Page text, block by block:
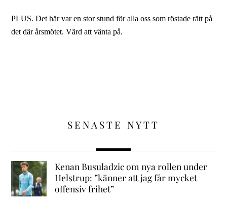
PLUS. Det här var en stor stund för alla oss som röstade rätt på
det där årsmötet. Värd att vänta på.
SENASTE NYTT
Kenan Busuladzic om nya rollen under
Helstrup: ”känner att jag får mycket
offensiv frihet”